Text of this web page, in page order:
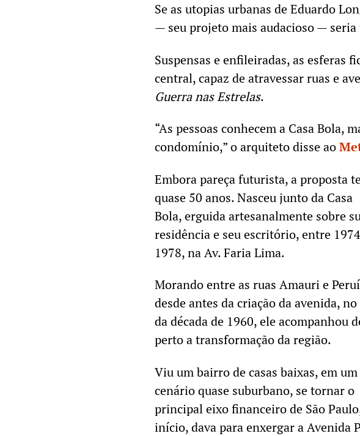
Se as utopias urbanas de Eduardo
— seu projeto mais audacioso —
Suspensas e enfileiradas, as esferas
central, capaz de atravessar ruas e
Guerra nas Estrelas.
“As pessoas conhecem a Casa Bola,
condomínio,” o arquiteto disse ao
Embora pareça futurista, a proposta
quase 50 anos. Nasceu junto da Casa
Bola, erguida artesanalmente sobre
residência e seu escritório, entre
1978, na Av. Faria Lima.
Morando entre as ruas Amauri e
desde antes da criação da avenida,
da década de 1960, ele acompanhou
perto a transformação da região.
Viu um bairro de casas baixas, em um
cenário quase suburbano, se tornar o
principal eixo financeiro de São
início, dava para enxergar a Avenida